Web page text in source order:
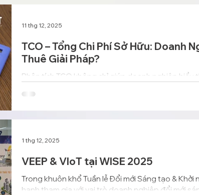
TCO – Tổng Chi Phí Sở Hữu: Doanh
Thuê Giải Pháp?
Phân tích TCO không chỉ giúp doanh nghiệp hiểu
11 thg 12, 2025
VEEP & VIoT tại WISE 2025
Trong khuôn khổ Tuần lễ Đổi mới Sáng tạo & Khởi
hạnh tham gia với vai trò doanh nghiệp đổi mới
1 thg 12, 2025